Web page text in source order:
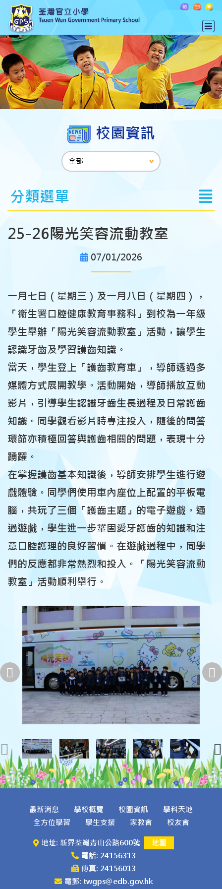
校園資訊
分類選單
25-26陽光笑容流動教室
07/01/2026
一月七日（星期三）及一月八日（星期四），
「衞生署口腔健康教育事務科」到校為一年級
學生舉辦「陽光笑容流動教室」活動，讓學生
認識牙齒及學習護齒知識。
當天，學生登上「護齒教育車」，導師透過多
媒體方式展開教學。活動開始，導師播放互動
影片，引導學生認識牙齒生長過程及日常護齒
知識。同學觀看影片時專注投入，隨後的問答
環節亦積極回答與護齒相關的問題，表現十分
踴躍。
在掌握護齒基本知識後，導師安排學生進行遊
戲體驗。同學們使用車內座位上配置的平板電
腦，共玩了三個「護齒主題」的電子遊戲。通
過遊戲，學生進一步鞏固愛牙護齒的知識和注
意口腔護理的良好習慣。在遊戲過程中，同學
們的反應都非常熱烈和投入。「陽光笑容流動
教室」活動順利舉行。
最新消息 學校概覽 校園資訊
學科天地
全方位學習
學生支援 家教會 校友會
地址: 新界荃灣青山公路600號
地圖
電話: 24156313
傳真: 24156013
電郵: twgps@edb.gov.hk